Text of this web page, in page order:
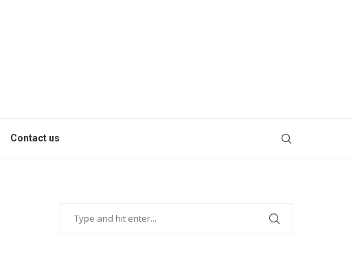
Contact us